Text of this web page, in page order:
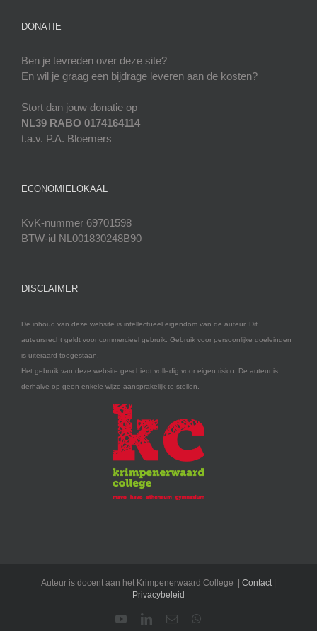
DONATIE
Ben je tevreden over deze site?
En wil je graag een bijdrage leveren aan de kosten?
Stort dan jouw donatie op
NL39 RABO 0174164114
t.a.v. P.A. Bloemers
ECONOMIELOKAAL
KvK-nummer 69701598
BTW-id NL001830248B90
DISCLAIMER
De inhoud van deze website is intellectueel eigendom van de auteur. Dit
auteursrecht geldt voor commercieel gebruik. Gebruik voor persoonlijke doeleinden
is uiteraard toegestaan.
Het gebruik van deze website geschiedt volledig voor eigen risico. De auteur is
derhalve op geen enkele wijze aansprakelijk te stellen.
Auteur is docent aan het Krimpenerwaard College | Contact |
Privacybeleid
YouTubeLinkedIn
E-